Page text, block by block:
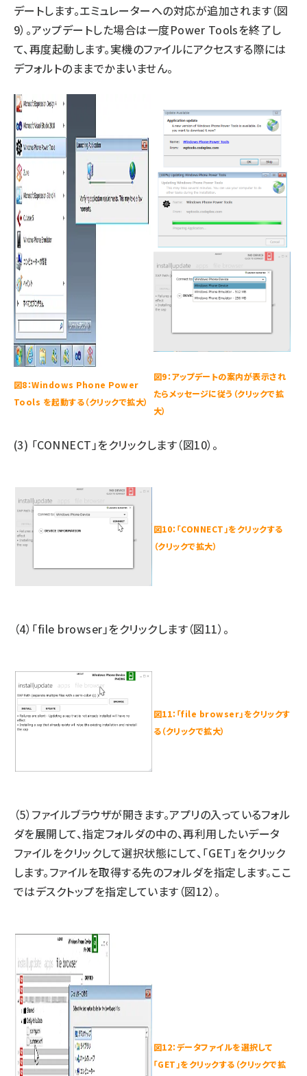
デートします。エミュレーターへの対応が追加されます（図
9）。アップデートした場合は一度Power Toolsを終了し
て、再度起動します。実機のファイルにアクセスする際には
デフォルトのままでかまいません。
図8：Windows Phone Power
Tools を起動する（クリックで拡大）
図9：アップデートの案内が表示され
たらメッセージに従う（クリックで拡
大）
(3) 「CONNECT」をクリックします（図10）。
図10：「CONNECT」をクリックする
（クリックで拡大）
（4）「file browser」をクリックします（図11）。
図11：「file browser」をクリックす
る（クリックで拡大）
（5）ファイルブラウザが開きます。アプリの入っているフォル
ダを展開して、指定フォルダの中の、再利用したいデータ
ファイルをクリックして選択状態にして、「GET」をクリック
します。ファイルを取得する先のフォルダを指定します。ここ
ではデスクトップを指定しています（図12）。
図12：データファイルを選択して
「GET」をクリックする（クリックで拡